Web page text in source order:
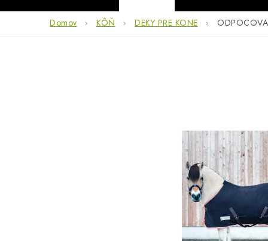
Domov KÔŇ DEKY PRE KONE